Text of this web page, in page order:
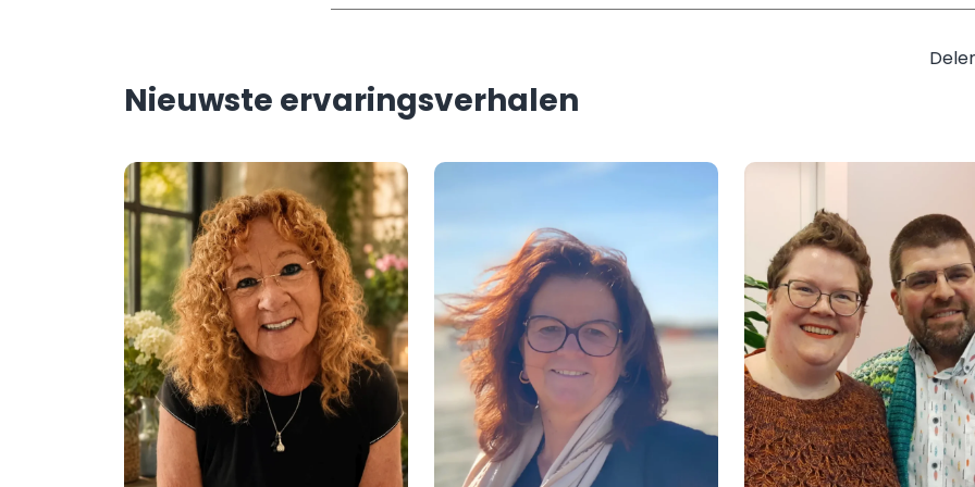
Nieuwste ervaringsverhalen